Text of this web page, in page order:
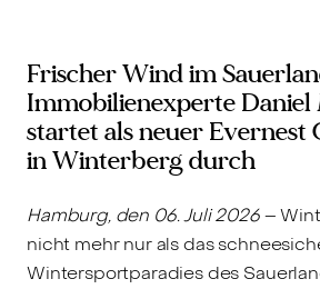
Frischer Wind im
Immobilienexperte
startet als neuer
in Winterberg durch
Hamburg, den 06. Juli 2026–
nicht mehr nur als das
Wintersportparadies des